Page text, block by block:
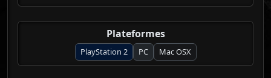
Plateformes
PlayStation 2 PC Mac OSX